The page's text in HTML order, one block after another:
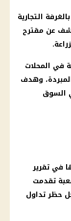
التجارية
عن مقترح
في المحلات
وهدف
السوق
في تقرير
تقدمت
حظر تداول